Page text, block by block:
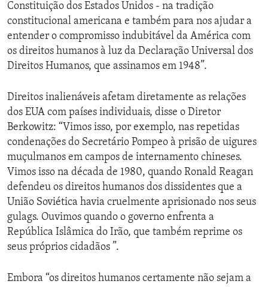
Constituição dos Estados Unidos - na tradição
constitucional americana e também para nos ajudar a
entender o compromisso indubitável da América com
os direitos humanos à luz da Declaração Universal dos
Direitos Humanos, que assinamos em 1948”.
Direitos inalienáveis afetam diretamente as relações
dos EUA com países individuais, disse o Diretor
Berkowitz: “Vimos isso, por exemplo, nas repetidas
condenações do Secretário Pompeo à prisão de uigures
muçulmanos em campos de internamento chineses.
Vimos isso na década de 1980, quando Ronald Reagan
defendeu os direitos humanos dos dissidentes que a
União Soviética havia cruelmente aprisionado nos seus
gulags. Ouvimos quando o governo enfrenta a
República Islâmica do Irão, que também reprime os
seus próprios cidadãos ”.
Embora “os direitos humanos certamente não sejam a